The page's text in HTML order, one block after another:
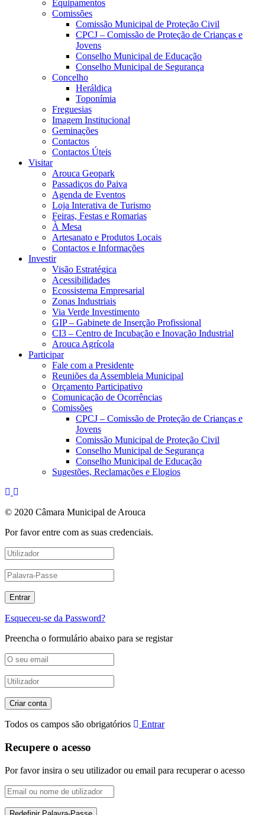
Equipamentos
Comissões
Comissão Municipal de Proteção Civil
CPCJ – Comissão de Proteção de Crianças e
Jovens
Conselho Municipal de Educação
Conselho Municipal de Segurança
Concelho
Heráldica
Toponímia
Freguesias
Imagem Institucional
Geminações
Contactos
Contactos Úteis
Visitar
Arouca Geopark
Passadiços do Paiva
Agenda de Eventos
Loja Interativa de Turismo
Feiras, Festas e Romarias
À Mesa
Artesanato e Produtos Locais
Contactos e Informações
Investir
Visão Estratégica
Acessibilidades
Ecossistema Empresarial
Zonas Industriais
Via Verde Investimento
GIP – Gabinete de Inserção Profissional
CI3 – Centro de Incubação e Inovação Industrial
Arouca Agrícola
Participar
Fale com a Presidente
Reuniões da Assembleia Municipal
Orçamento Participativo
Comunicação de Ocorrências
Comissões
CPCJ – Comissão de Proteção de Crianças e
Jovens
Comissão Municipal de Proteção Civil
Conselho Municipal de Segurança
Conselho Municipal de Educação
Sugestões, Reclamações e Elogios
© 2020 Câmara Municipal de Arouca
Por favor entre com as suas credenciais.
Esqueceu-se da Password?
Preencha o formulário abaixo para se registar
Todos os campos são obrigatórios Entrar
Recupere o acesso
Por favor insira o seu utilizador ou email para recuperar o acesso